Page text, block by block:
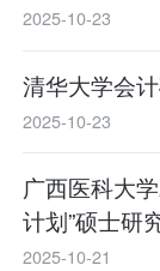
2025-10-23
清华大学会
2025-10-23
广西医科大
计划”硕士研
2025-10-21